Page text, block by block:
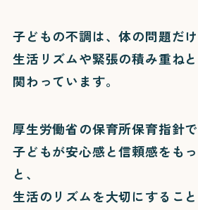
子どもの不調は、体の問題だけ
生活リズムや緊張の積み重ね
関わっています。
厚生労働省の保育所保育指針で
子どもが安心感と信頼感をも
と、
生活のリズムを大切にすること